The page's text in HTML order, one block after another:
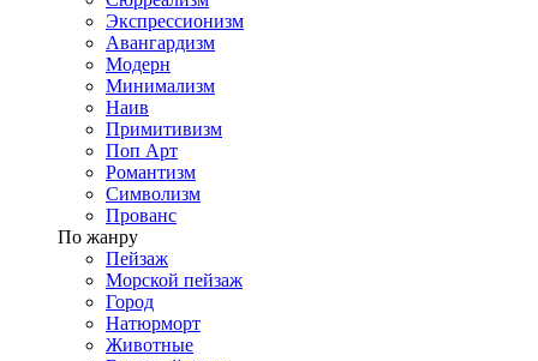
Экспрессионизм
Авангардизм
Модерн
Минимализм
Наив
Примитивизм
Поп Арт
Романтизм
Символизм
Прованс
По жанру
Пейзаж
Морской пейзаж
Город
Натюрморт
Животные